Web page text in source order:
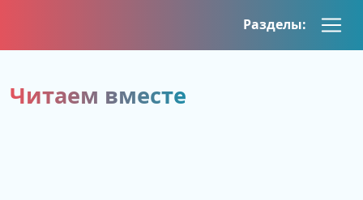
content
Разделы:
Читаем вместе